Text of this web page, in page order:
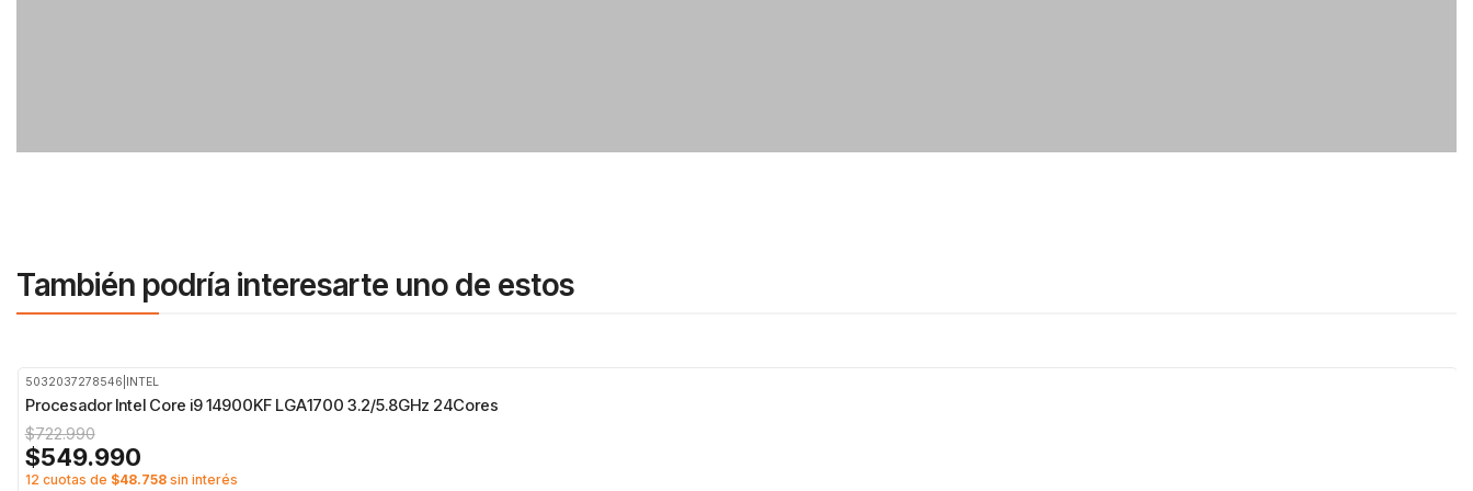
También podría interesarte uno de estos
5032037278546 INTEL
Procesador Intel Core i9 14900KF LGA1700 3.2/5.8GHz 24Cores
$722.990
$549.990
12 cuotas de $48.758sin interés